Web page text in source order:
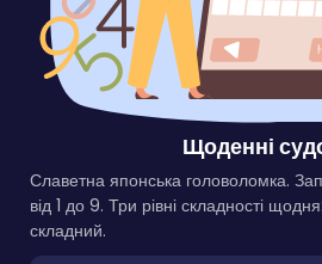
Щоденні
Славетна японська головоломка.
від 1 до 9. Три рівні складності
складний.